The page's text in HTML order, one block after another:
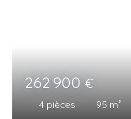
262 900€
4 pièces 95 m²